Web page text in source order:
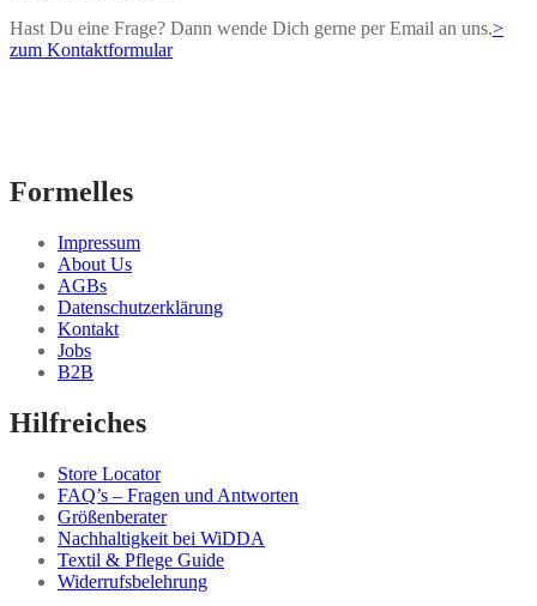
Hast Du eine Frage? Dann wende Dich gerne per Email an uns.>
zum Kontaktformular
Formelles
Impressum
About Us
AGBs
Datenschutzerklärung
Kontakt
Jobs
B2B
Hilfreiches
Store Locator
FAQ’s – Fragen und Antworten
Größenberater
Nachhaltigkeit bei WiDDA
Textil & Pflege Guide
Widerrufsbelehrung